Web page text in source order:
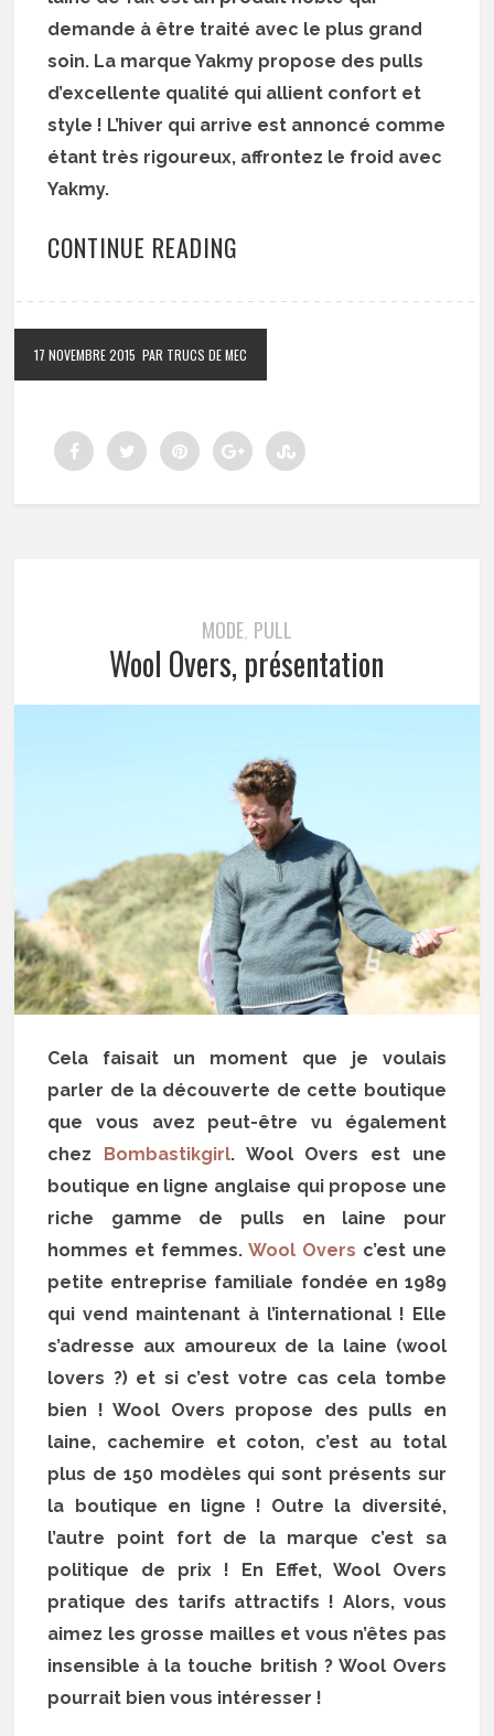
demande à être traité avec le plus grand
soin. La marque Yakmy propose des pulls
d’excellente qualité qui allient confort et
style ! L’hiver qui arrive est annoncé comme
étant très rigoureux, affrontez le froid avec
Yakmy.
CONTINUE READING
17 NOVEMBRE 2015 PAR TRUCS DE MEC
MODE, PULL
Wool Overs, présentation
Cela faisait un moment que je voulais
parler de la découverte de cette boutique
que vous avez peut-être vu également
chez Bombastikgirl. Wool Overs est une
boutique en ligne anglaise qui propose une
riche gamme de pulls en laine pour
hommes et femmes. Wool Overs c’est une
petite entreprise familiale fondée en 1989
qui vend maintenant à l’international ! Elle
s’adresse aux amoureux de la laine (wool
lovers ?) et si c’est votre cas cela tombe
bien ! Wool Overs propose des pulls en
laine, cachemire et coton, c’est au total
plus de 150 modèles qui sont présents sur
la boutique en ligne ! Outre la diversité,
l’autre point fort de la marque c’est sa
politique de prix ! En Effet, Wool Overs
pratique des tarifs attractifs ! Alors, vous
aimez les grosse mailles et vous n’êtes pas
insensible à la touche british ? Wool Overs
pourrait bien vous intéresser !